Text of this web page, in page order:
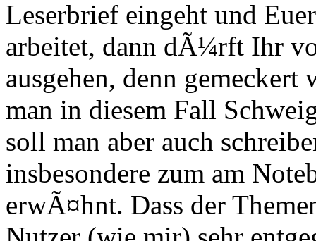
Leserbrief eingeht und
arbeitet, dann dÃ¼rft Ihr
ausgehen, denn
man in diesem Fall
soll man aber auch
insbesondere zum am
erwÃ¤hnt. Dass der